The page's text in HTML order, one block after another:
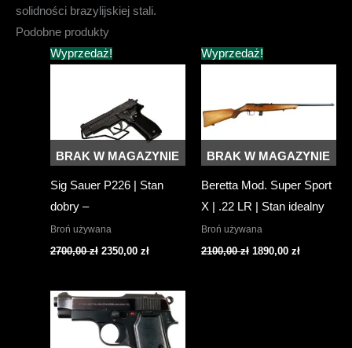
solidności brazylijskiej stali.
Podobne produkty
Wyprzedaż!
BRAK W MAGAZYNIE
Sig Sauer P226 | Stan
dobry –
Broń używana
2700,00zł Pierwotna
2350,00 złAktualna
Wyprzedaż!
BRAK W MAGAZYNIE
Beretta Mod. Super Sport
X | .22 LR | Stan idealny
Broń używana
2100,00zł Pierwotna
1890,00 złAktualna